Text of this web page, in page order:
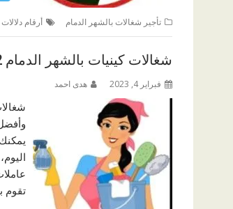
تأجير شغالات بالشهر الدمام أرقام
شغالات كينيات بالشهر الدمام 0580961342
فبراير 4, 2023 هدى احمد
تقوم